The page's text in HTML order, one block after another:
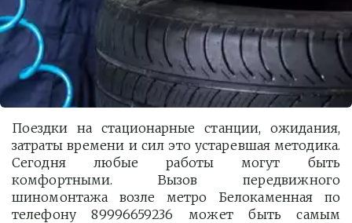
Поездки на стационарные станции, ожидания,
затраты времени и сил это устаревшая методика.
Сегодня любые работы могут быть
комфортными. Вызов передвижного
шиномонтажа возле метро Белокаменная по
телефону 89996659236 может быть самым